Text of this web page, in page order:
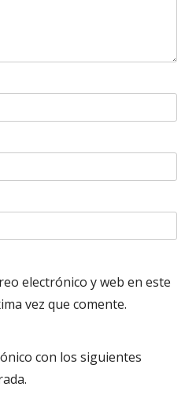
electrónico y web en este
vez que comente.
con los siguientes